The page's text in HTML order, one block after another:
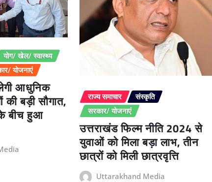
योग/ खेल/ स्वास्थ्य
योजनाएं
आधुनिक
बड़ी सौगात,
बीच हुआ
राज्य समाचार
संस्कृति
सरकार/ योजनाएं
उत्तराखंड फिल्म नीति 2024 से
युवाओं को मिला बड़ा लाभ, तीन
छात्रों को मिली छात्रवृत्ति
Uttarakhand Media